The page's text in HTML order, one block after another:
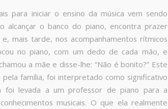
para iniciar o ensino da música vem sendo
alcançar o banco do piano, encontra prazer
mais tarde, nos acompanhamentos rítmicos
no piano, com um dedo de cada mão, e
a mãe e disse-lhe: “Não é bonito?” Este
família, foi interpretado como significativo
foi levada a um professor de piano para a
musicais. O que ela realmente